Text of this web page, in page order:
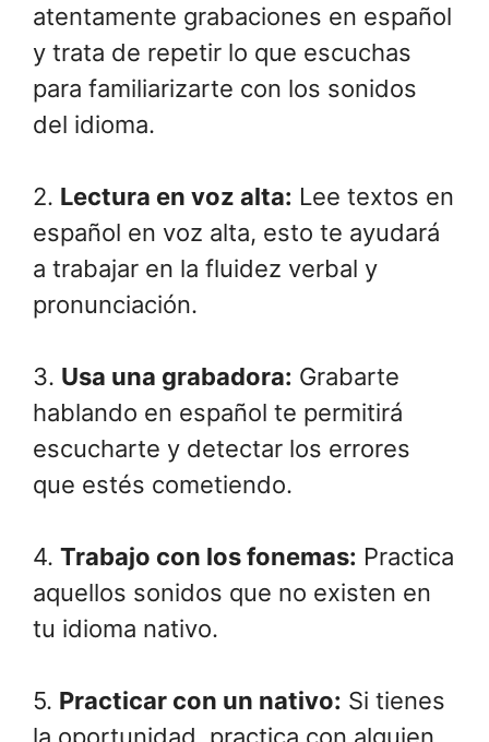
atentamente grabaciones en español
y trata de repetir lo que escuchas
para familiarizarte con los sonidos
del idioma.
2. Lectura en voz alta: Lee textos en
español en voz alta, esto te ayudará
a trabajar en la fluidez verbal y
pronunciación.
3. Usa una grabadora: Grabarte
hablando en español te permitirá
escucharte y detectar los errores
que estés cometiendo.
4. Trabajo con los fonemas: Practica
aquellos sonidos que no existen en
tu idioma nativo.
5. Practicar con un nativo: Si tienes